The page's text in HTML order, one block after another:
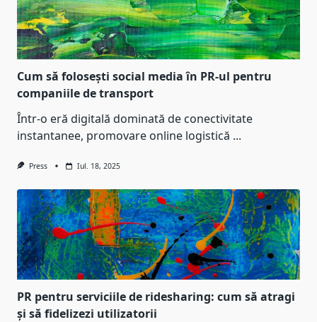
Cum să folosești social media în PR-ul pentru
companiile de transport
Într-o eră digitală dominată de conectivitate
instantanee, promovare online logistică ...
Press Iul. 18, 2025
PR pentru serviciile de ridesharing: cum să atragi
și să fidelizezi utilizatorii